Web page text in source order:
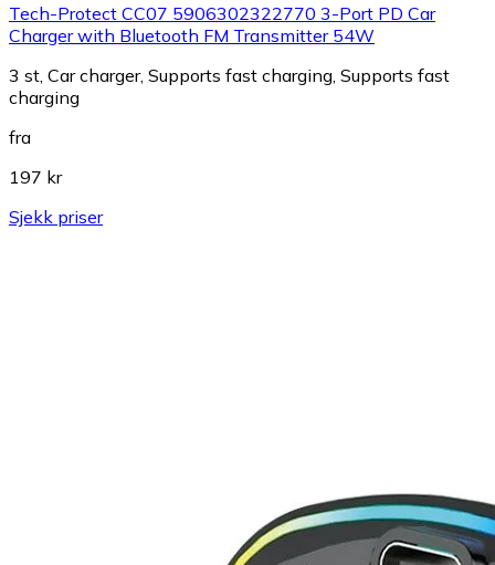
Tech-Protect CC07 5906302322770 3-Port PD Car
Charger with Bluetooth FM Transmitter 54W
3 st, Car charger, Supports fast charging, Supports fast
charging
fra
197 kr
Sjekk priser